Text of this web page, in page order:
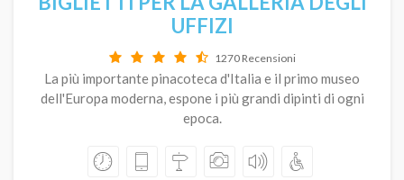
UFFIZI
1270 Recensioni
La più importante pinacoteca d'Italia e il primo museo
dell'Europa moderna, espone i più grandi dipinti di ogni
epoca.